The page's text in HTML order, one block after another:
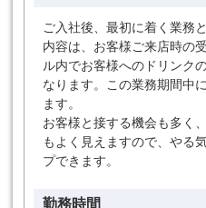
ご入社後、最初に着く業務
内容は、お客様ご来店時の
ル内でお客様へのドリンク
なります。この業務期間中
ます。
お客様と接する機会も多く
もよく見えますので、やる
プできます。
勤務時間